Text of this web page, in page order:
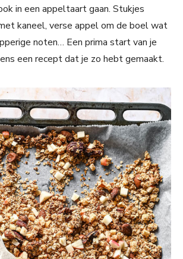
in een appeltaart gaan. Stukjes
kaneel, verse appel om de boel wat
noten… Een prima start van je
een recept dat je zo hebt gemaakt.